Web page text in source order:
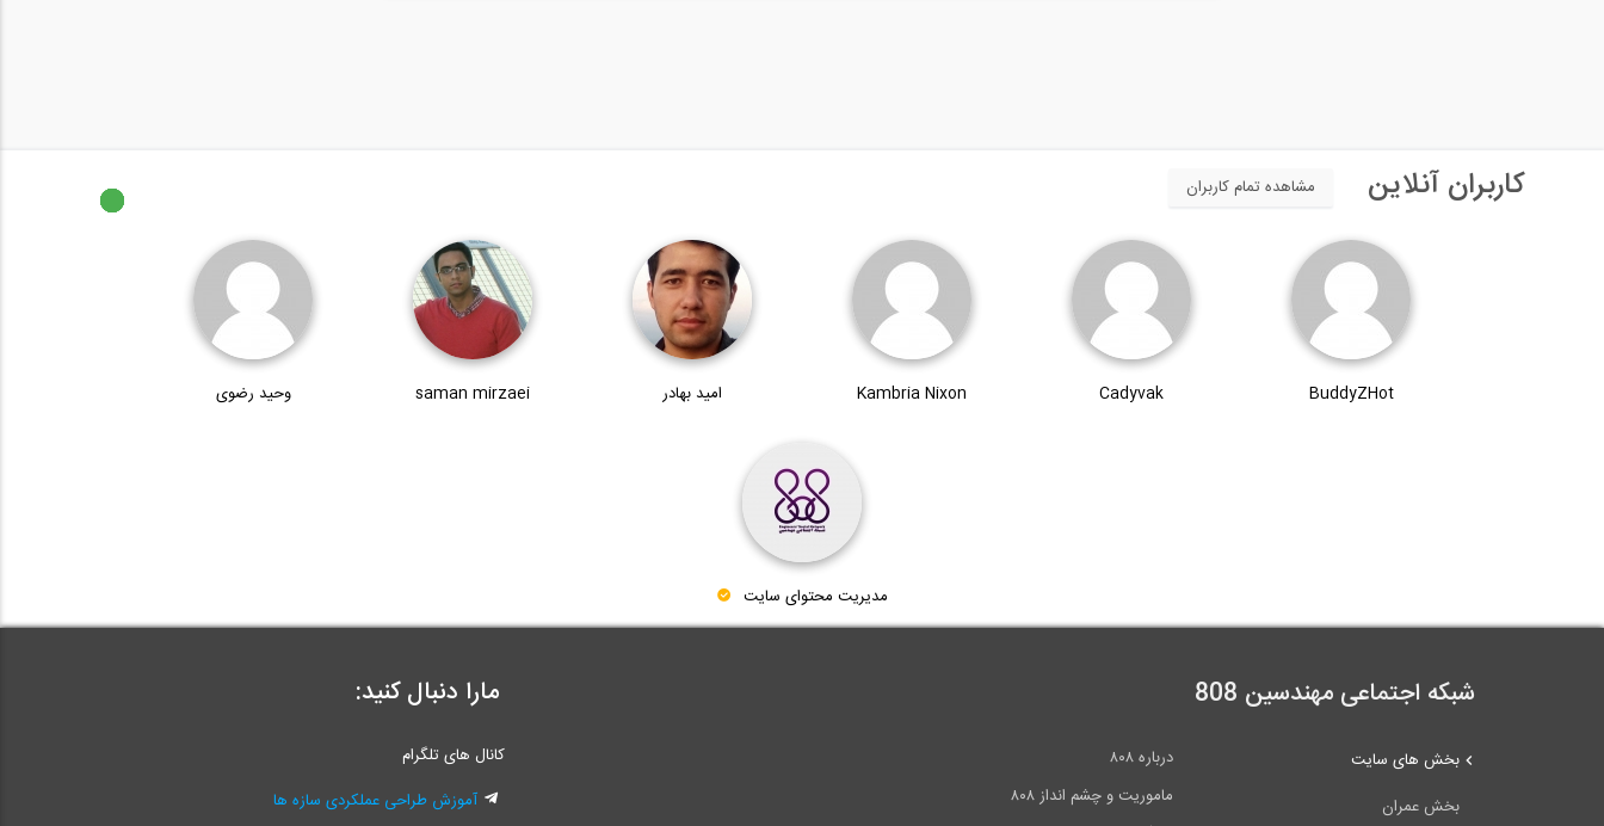
کاربران آنلاین مشاهده تمام کاربران
BuddyZHot
Cadyvak
Kambria Nixon امید بهادر saman mirzaei وحید رضوی
مدیریت محتوای سایت
شبکه اجتماعی مهندسین 808
درباره ۸۰۸
ماموریت و چشم انداز ۸۰۸
بخش های سایت
بخش عمران
مارا دنبال کنید:
کانال های تلگرام
آموزش طراحی عملکردی سازه ها